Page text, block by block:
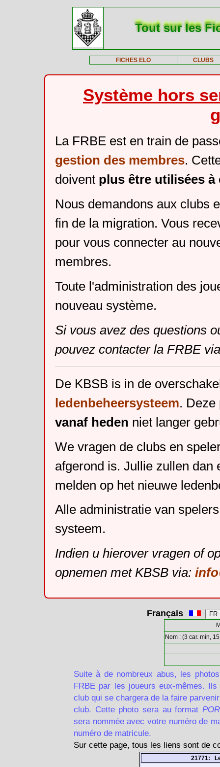
Tout sur les
FICHES ELO CLUBS
Système hors
La FRBE est en train de
gestion des membres.
doivent plus être utilisées
Nous demandons aux clubs
fin de la migration. Vous
pour vous connecter au
membres.
Toute l'administration des
nouveau système.
Si vous avez des questions
pouvez contacter la FRBE
De KBSB is in de
ledenbeheersysteem. Deze
vanaf heden niet langer
We vragen de clubs en
afgerond is. Jullie zullen dan
melden op het nieuwe
Alle administratie van
systeem.
Indien u hierover vragen of
opnemen met KBSB via:
Français
Nom : (3 car. min,
Suite à de nombreux abus, les
FRBE par les joueurs eux-mêmes.
club qui se chargera de la faire
club. Cette photo sera au format
sera nommée avec votre numéro de
numéro de matricule.
Sur cette page, tous les liens sont de
21771: